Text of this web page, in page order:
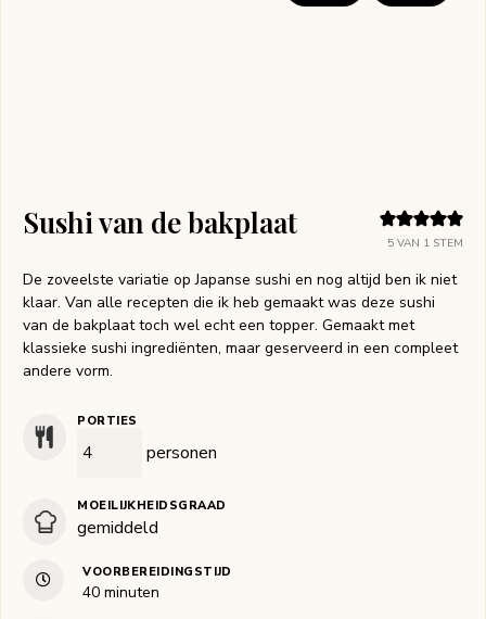
5 VAN 1 STEM
Sushi van de bakplaat
De zoveelste variatie op Japanse sushi en nog altijd ben ik niet
klaar. Van alle recepten die ik heb gemaakt was deze sushi
van de bakplaat toch wel echt een topper. Gemaakt met
klassieke sushi ingrediënten, maar geserveerd in een compleet
andere vorm.
PORTIES
personen
MOEILIJKHEIDSGRAAD
gemiddeld
VOORBEREIDINGSTIJD
40minuten
minuten